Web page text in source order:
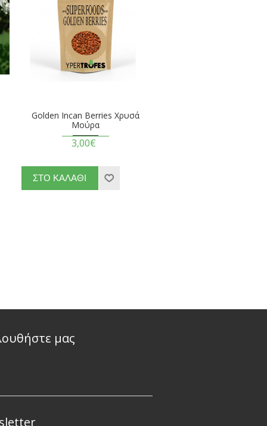
Golden Incan Berries Χρυσά
Μούρα
3,00€
μας